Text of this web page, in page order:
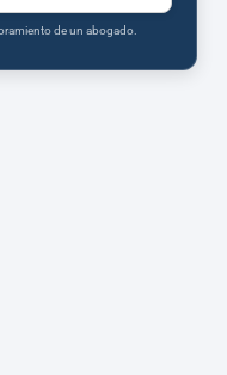
de un abogado.